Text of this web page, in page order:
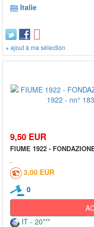
Italie
+ ajout à ma sélection
9,50 EUR
FIUME 1922 -
3,00 EUR
0
IT - 20***